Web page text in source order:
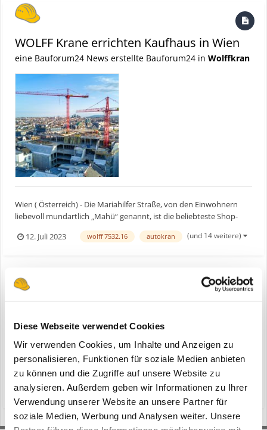
Diese Webseite verwendet Cookies
Wir verwenden Cookies, um Inhalte und Anzeigen zu
personalisieren, Funktionen für soziale Medien anbieten
zu können und die Zugriffe auf unsere Website zu
analysieren. Außerdem geben wir Informationen zu Ihrer
Verwendung unserer Website an unsere Partner für
soziale Medien, Werbung und Analysen weiter. Unsere
WOLFF Krane errichten Kaufhaus in Wien
eine Bauforum24 News erstellte Bauforum24 in Wolffkran
Wien ( Österreich) - Die Mariahilfer Straße, von den Einwohnern
liebevoll mundartlich „Mahü“ genannt, ist die beliebteste Shop-
pingmeile Wiens. Bald wird sie um eine Einkaufsattraktion rei-cher
sein. Auf dem Areal des ehemaligen Leiner-Möbelhauses entsteht
12. Juli 2023 wolff 7532.16 autokran (und 14 weitere)
ein Thema erstellte Bauforum24 inNews aus der
Wien ( Österreich) - Die Mariahilfer Straße, von den Einwohnern
liebevoll mundartlich „Mahü“ genannt, ist die beliebteste Shop-
pingmeile Wiens. Bald wird sie um eine Einkaufsattraktion rei-cher
sein. Auf dem Areal des ehemaligen Leiner-Möbelhauses entsteht
das „Lamarr“, ein modernes und doch traditi...
12. Juli 2023 autokran wolff 8033.16 (und 14 weitere)